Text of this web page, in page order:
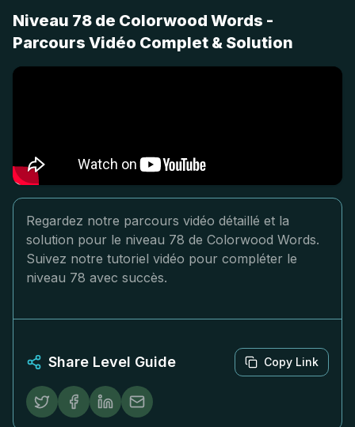
Niveau 78 de Colorwood Words -
Parcours Vidéo Complet & Solution
Regardez notre parcours vidéo détaillé et la
solution pour le niveau 78 de Colorwood Words.
Suivez notre tutoriel vidéo pour compléter le
niveau 78 avec succès.
Share Level Guide Copy Link